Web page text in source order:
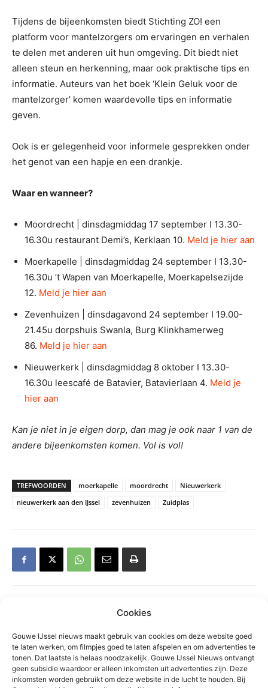
Cookies
Gouwe IJssel nieuws maakt gebruik van cookies om deze website goed
te laten werken, om filmpjes goed te laten afspelen en om advertenties te
tonen. Dat laatste is helaas noodzakelijk. Gouwe IJssel Nieuws ontvangt
geen subsidie waardoor er alleen inkomsten uit advertenties zijn. Deze
inkomsten worden gebruikt om deze website in de lucht te houden. Bij
Tijdens de bijeenkomsten biedt Stichting ZO! een
platform voor mantelzorgers om ervaringen en verhalen
te delen met anderen uit hun omgeving. Dit biedt niet
alleen steun en herkenning, maar ook praktische tips en
informatie. Auteurs van het boek ‘Klein Geluk voor de
mantelzorger’ komen waardevolle tips en informatie
geven.
Ook is er gelegenheid voor informele gesprekken onder
het genot van een hapje en een drankje.
Waar en wanneer?
Moordrecht | dinsdagmiddag 17 september I 13.30-
16.30u restaurant Demi’s, Kerklaan 10. Meld je hier aan
Moerkapelle | dinsdagmiddag 24 september I 13.30-
16.30u ’t Wapen van Moerkapelle, Moerkapelsezijde
12. Meld je hier aan
Zevenhuizen | dinsdagavond 24 september I 19.00-
21.45u dorpshuis Swanla, Burg Klinkhamerweg
86. Meld je hier aan
Nieuwerkerk | dinsdagmiddag 8 oktober I 13.30-
16.30u leescafé de Batavier, Batavierlaan 4. Meld je
hier aan
Kan je niet in je eigen dorp, dan mag je ook naar 1 van de
andere bijeenkomsten komen. Vol is vol!
TREFWOORDEN moerkapelle moordrecht
Nieuwerkerk
nieuwerkerk aan den IJssel
zevenhuizen Zuidplas
Grote zoektocht op
Zevenhuizerplas, vermist persoon
veilig gevonden